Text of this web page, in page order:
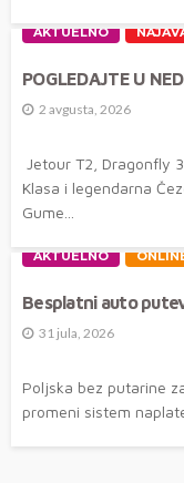
AKTUELNO
POGLEDAJTE U
2 avgusta, 2026
Jetour T2, Dragonfly
Klasa i legendarna
Gume...
AKTUELNO
Besplatni auto
31 jula, 2026
Poljska bez putarine
promeni sistem